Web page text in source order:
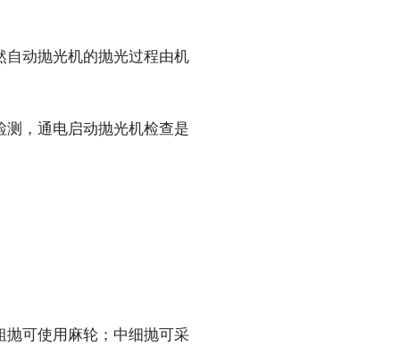
动抛光机的抛光过程由机
，通电启动抛光机检查是
可使用麻轮；中细抛可采